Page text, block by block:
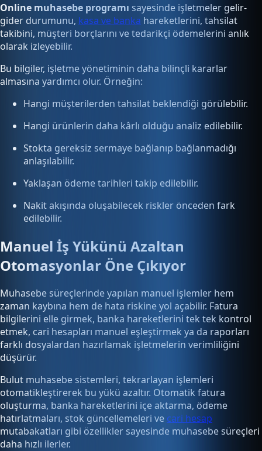
Online muhasebe programı sayesinde işletmeler gelir-
gider durumunu, kasa ve banka hareketlerini, tahsilat
takibini, müşteri borçlarını ve tedarikçi ödemelerini anlık
olarak izleyebilir.
Bu bilgiler, işletme yönetiminin daha bilinçli kararlar
almasına yardımcı olur. Örneğin:
Hangi müşterilerden tahsilat beklendiği görülebilir.
Hangi ürünlerin daha kârlı olduğu analiz edilebilir.
Stokta gereksiz sermaye bağlanıp bağlanmadığı
anlaşılabilir.
Yaklaşan ödeme tarihleri takip edilebilir.
Nakit akışında oluşabilecek riskler önceden fark
edilebilir.
Manuel İş Yükünü Azaltan
Otomasyonlar Öne Çıkıyor
Muhasebe süreçlerinde yapılan manuel işlemler hem
zaman kaybına hem de hata riskine yol açabilir. Fatura
bilgilerini elle girmek, banka hareketlerini tek tek kontrol
etmek, cari hesapları manuel eşleştirmek ya da raporları
farklı dosyalardan hazırlamak işletmelerin verimliliğini
düşürür.
Bulut muhasebe sistemleri, tekrarlayan işlemleri
otomatikleştirerek bu yükü azaltır. Otomatik fatura
oluşturma, banka hareketlerini içe aktarma, ödeme
hatırlatmaları, stok güncellemeleri ve cari hesap
mutabakatları gibi özellikler sayesinde muhasebe süreçleri
daha hızlı ilerler.